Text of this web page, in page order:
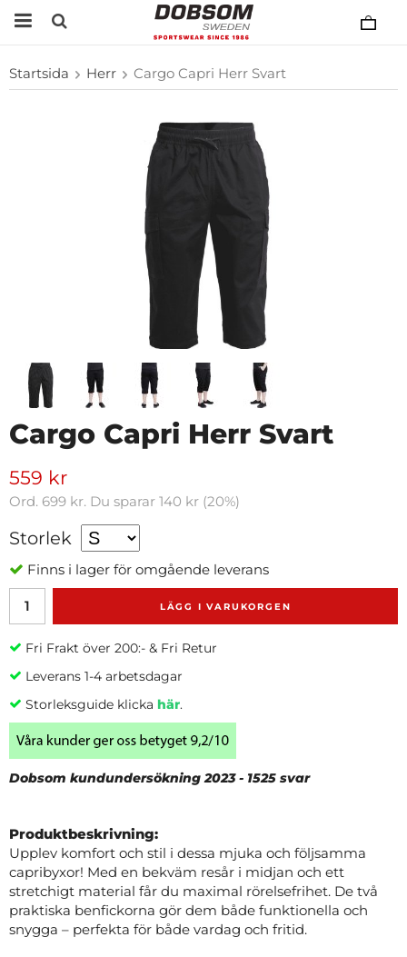
Startsida Herr Cargo Capri Herr Svart
Cargo Capri Herr Svart
559 kr
Ord. 699 kr. Du sparar 140 kr (20%)
Storlek
Finns i lager för omgående leverans
LÄGG I VARUKORGEN
Fri Frakt över 200:- & Fri Retur
Leverans 1-4 arbetsdagar
Storleksguide klicka här.
Dobsom kundundersökning 2023 - 1525 svar
Produktbeskrivning:
Upplev komfort och stil i dessa mjuka och följsamma
capribyxor! Med en bekväm resår i midjan och ett
stretchigt material får du maximal rörelsefrihet. De två
praktiska benfickorna gör dem både funktionella och
snygga – perfekta för både vardag och fritid.